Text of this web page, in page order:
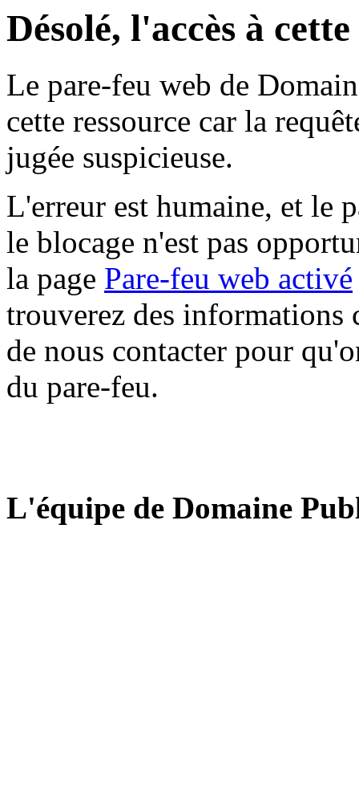
Désolé, l'accès à
Le pare-feu web de
cette ressource car la
jugée suspicieuse.
L'erreur est humaine, et le
le blocage n'est pas
la page Pare-feu web activé
trouverez des informations
de nous contacter pour
du pare-feu.
L'équipe de Domaine